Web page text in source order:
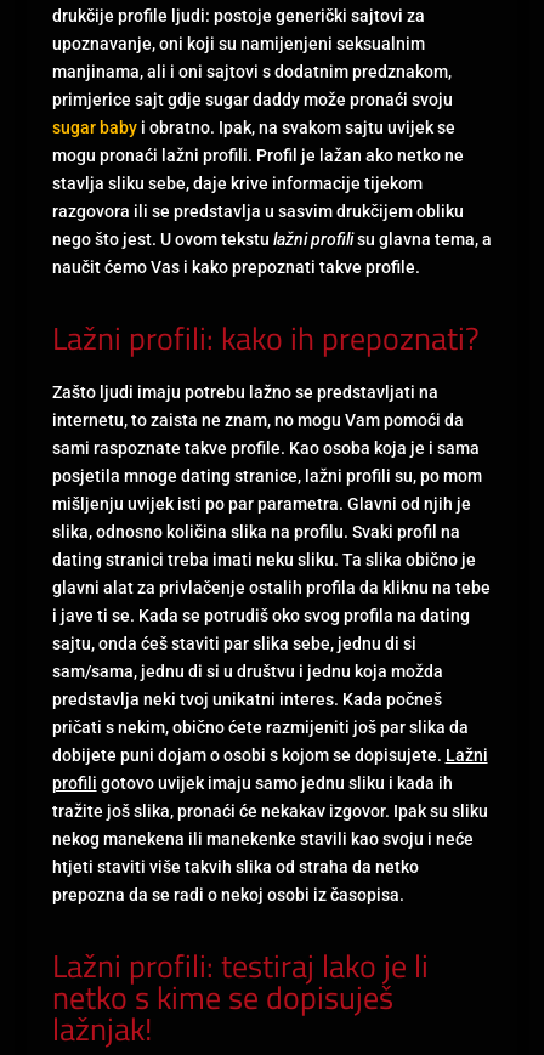
drukčije profile ljudi: postoje generički sajtovi za
upoznavanje, oni koji su namijenjeni seksualnim
manjinama, ali i oni sajtovi s dodatnim predznakom,
primjerice sajt gdje sugar daddy može pronaći svoju
sugar babyi obratno. Ipak, na svakom sajtu uvijek se
mogu pronaći lažni profili. Profil je lažan ako netko ne
stavlja sliku sebe, daje krive informacije tijekom
razgovora ili se predstavlja u sasvim drukčijem obliku
nego što jest. U ovom tekstu lažni profilisu glavna tema, a
naučit ćemo Vas i kako prepoznati takve profile.
Lažni profili: kako ih prepoznati?
Zašto ljudi imaju potrebu lažno se predstavljati na
internetu, to zaista ne znam, no mogu Vam pomoći da
sami raspoznate takve profile. Kao osoba koja je i sama
posjetila mnoge dating stranice, lažni profili su, po mom
mišljenju uvijek isti po par parametra. Glavni od njih je
slika, odnosno količina slika na profilu. Svaki profil na
dating stranici treba imati neku sliku. Ta slika obično je
glavni alat za privlačenje ostalih profila da kliknu na tebe
i jave ti se. Kada se potrudiš oko svog profila na dating
sajtu, onda ćeš staviti par slika sebe, jednu di si
sam/sama, jednu di si u društvu i jednu koja možda
predstavlja neki tvoj unikatni interes. Kada počneš
pričati s nekim, obično ćete razmijeniti još par slika da
dobijete puni dojam o osobi s kojom se dopisujete. Lažni
profili gotovo uvijek imaju samo jednu sliku i kada ih
tražite još slika, pronaći će nekakav izgovor. Ipak su sliku
nekog manekena ili manekenke stavili kao svoju i neće
htjeti staviti više takvih slika od straha da netko
prepozna da se radi o nekoj osobi iz časopisa.
Lažni profili: testiraj lako je li
netko s kime se dopisuješ
lažnjak!